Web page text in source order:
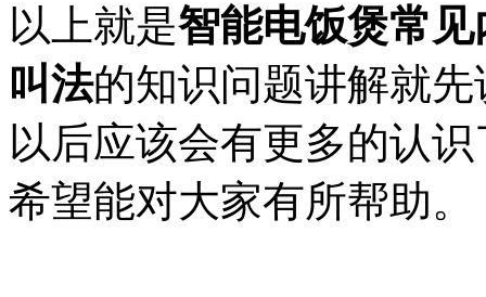
以上就是智能电饭煲常
叫法的知识问题讲解就
以后应该会有更多的认
希望能对大家有所帮助。